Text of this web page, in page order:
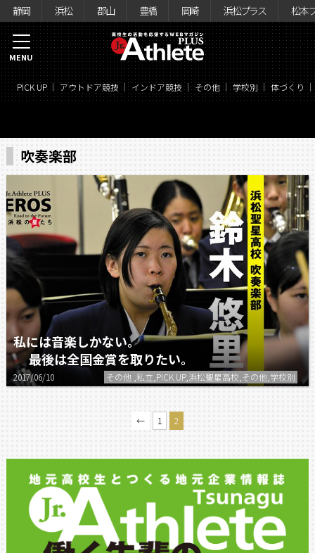
静岡 浜松 郡山 豊橋 岡崎 浜松プラス 松本
PICK UP アウトドア競技 インドア競技 その他 学校別 体づくり
MENU
吹奏楽部
私には音楽しかない。
最後は全国金賞を取りたい。
2017/06/10 その他 ,私立,PICK UP,浜松聖星高校,その他,学校別
← 1 2